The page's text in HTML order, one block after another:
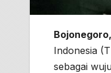
Indonesia
sebagai